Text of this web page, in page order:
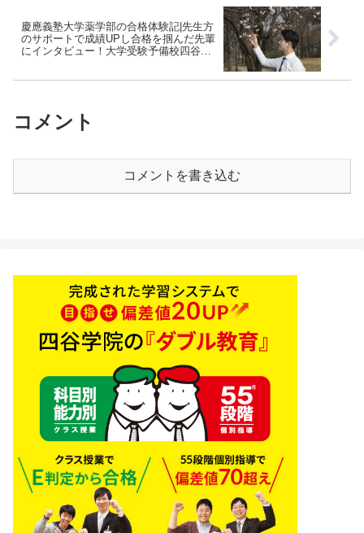
慶應義塾大学薬学部の合格体験記|先生方
のサポートで成績UPし合格を掴んだ先輩
にインタビュー！大学受験予備校四谷学
コメント
コメントを書き込む